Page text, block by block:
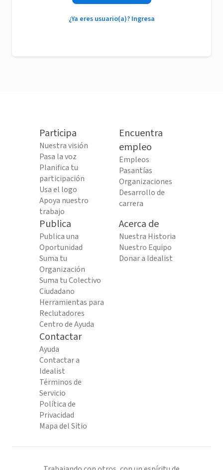
¿Ya eres usuario(a)? Ingresa
Participa
Nuestra visión
Pasa la voz
Planifica tu
participación
Usa el logo
Apoya nuestro
trabajo
Encuentra
empleo
Empleos
Pasantías
Organizaciones
Desarrollo de
carrera
Publica
Publica una
Oportunidad
Suma tu
Organización
Suma tu Colectivo
Ciudadano
Herramientas para
Reclutadores
Centro de Ayuda
Acerca de
Nuestra Historia
Nuestro Equipo
Donar a Idealist
Contactar
Ayuda
Contactar a
Idealist
Términos de
Servicio
Política de
Privacidad
Mapa del Sitio